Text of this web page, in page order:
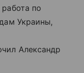
по
Украины,
Александр